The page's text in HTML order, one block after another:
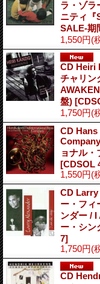
ラ・ゾラ
ニティ『
SALE-期
1,550円(
CD Heiri
チャリン
盤)
1,750円(
CD
ョナル
[CDSOL
1,550円(
CD Larry
ー・フィ
ンダー /
ー・シン
7]
1,750円(
CD